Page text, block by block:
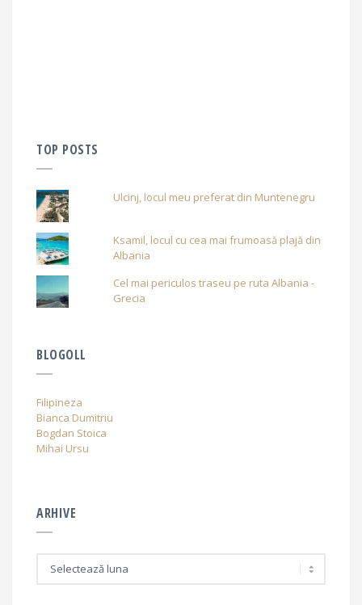
TOP POSTS
Ulcinj, locul meu preferat din Muntenegru
Ksamil, locul cu cea mai frumoasă plajă din
Albania
Cel mai periculos traseu pe ruta Albania -
Grecia
BLOGOLL
Filipineza
Bianca Dumitriu
Bogdan Stoica
Mihai Ursu
ARHIVE